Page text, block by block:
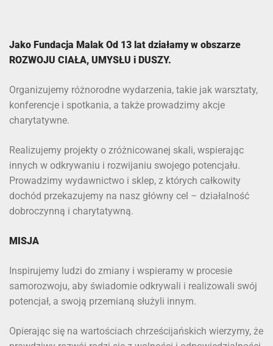
Jako Fundacja Malak Od 13 lat działamy w obszarze
ROZWOJU CIAŁA, UMYSŁU i DUSZY.
Organizujemy różnorodne wydarzenia, takie jak warsztaty,
konferencje i spotkania, a także prowadzimy akcje
charytatywne.
Realizujemy projekty o zróżnicowanej skali, wspierając
innych w odkrywaniu i rozwijaniu swojego potencjału.
Prowadzimy wydawnictwo i sklep, z których całkowity
dochód przekazujemy na nasz główny cel – działalność
dobroczynną i charytatywną.
MISJA
Inspirujemy ludzi do zmiany i wspieramy w procesie
samorozwoju, aby świadomie odkrywali i realizowali swój
potencjał, a swoją przemianą służyli innym.
Opierając się na wartościach chrześcijańskich wierzymy, że